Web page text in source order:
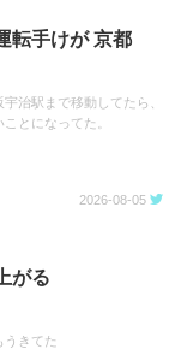
転手けが 京都
治駅まで移動してたら、
とになってた。
2026-08-05
がる
うきてた